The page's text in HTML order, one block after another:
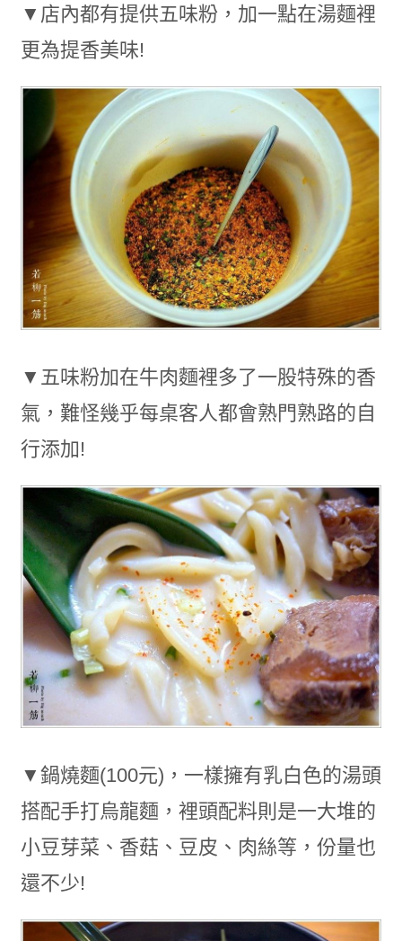
▼店內都有提供五味粉，加一點在湯麵裡
更為提香美味!
▼五味粉加在牛肉麵裡多了一股特殊的香
氣，難怪幾乎每桌客人都會熟門熟路的自
行添加!
▼鍋燒麵(100元)，一樣擁有乳白色的湯頭
搭配手打烏龍麵，裡頭配料則是一大堆的
小豆芽菜、香菇、豆皮、肉絲等，份量也
還不少!